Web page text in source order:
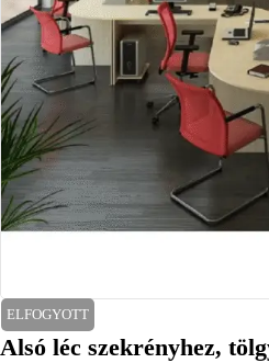
ELFOGYOTT
Alsó léc szekrényhez,